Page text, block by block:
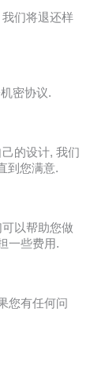
们将退还样
密协议.
的设计, 我们
到您满意.
以帮助您做
一些费用.
您有任何问